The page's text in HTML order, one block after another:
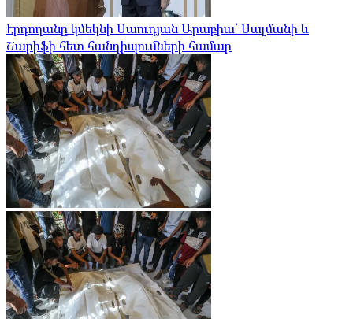
Էրդողանը կմեկնի Սաուդյան Արաբիա՝ Սալմանի և
Շարիֆի հետ հանդիպումների համար